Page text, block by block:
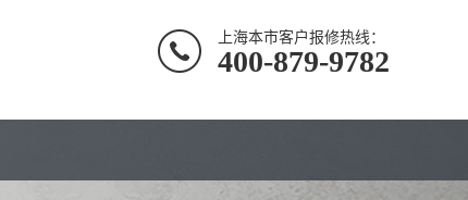
上海本市客户报修热线：
400-879-9782